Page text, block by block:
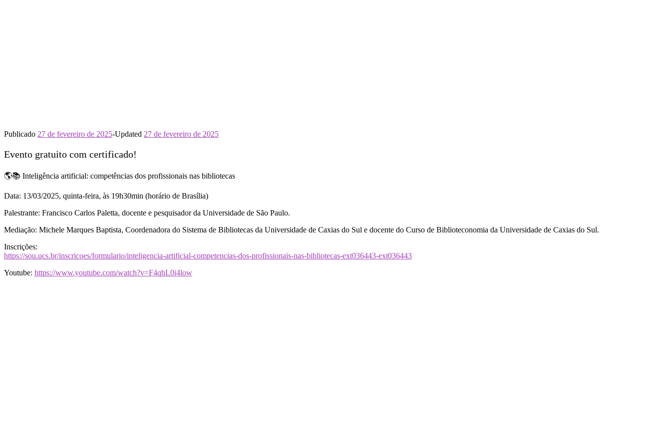
Publicado 27 de fevereiro de 2025-Updated 27 de fevereiro de 2025
Evento gratuito com certificado!
🌎📚 Inteligência artificial: competências dos profissionais nas bibliotecas
Data: 13/03/2025, quinta-feira, às 19h30min (horário de Brasília)
Palestrante: Francisco Carlos Paletta, docente e pesquisador da Universidade de São Paulo.
Mediação: Michele Marques Baptista, Coordenadora do Sistema de Bibliotecas da Universidade de Caxias do Sul e docente do Curso de Biblioteconomia da Universidade de Caxias do Sul.
Inscrições:
https://sou.ucs.br/inscricoes/formulario/inteligencia-artificial-competencias-dos-profissionais-nas-bibliotecas-ext036443-ext036443
Youtube: https://www.youtube.com/watch?v=F4qhL0i4low